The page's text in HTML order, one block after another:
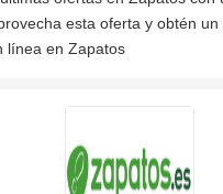
esta oferta y obtén un
línea en Zapatos